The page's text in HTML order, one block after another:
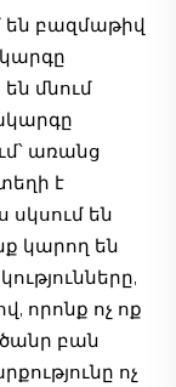
են բազմաթիվ
մնում
առանց
է
սկսում են
կարող են
որոնք ոչ ոք
բան
ոչ